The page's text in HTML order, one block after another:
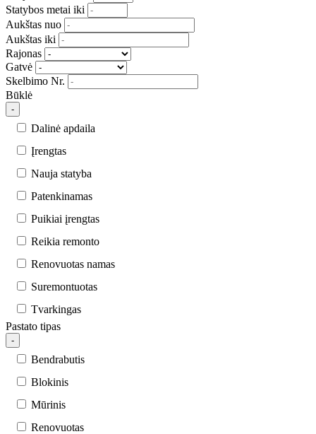
Statybos metai iki
Aukštas nuo
Aukštas iki
Rajonas
Gatvė
Skelbimo Nr.
Būklė
-
Dalinė apdaila
Įrengtas
Nauja statyba
Patenkinamas
Puikiai įrengtas
Reikia remonto
Renovuotas namas
Suremontuotas
Tvarkingas
Pastato tipas
-
Bendrabutis
Blokinis
Mūrinis
Renovuotas